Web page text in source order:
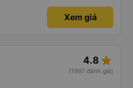
nhân viên &tài xế thì mình chắc chắn
lượng dịch vụ trong xe cũng có
tài & xe tương đối ok so với hãng
nằm. Chúc hãng xe luôn suôn sẻ
giờ sáng mai
Xem giá
4.8 star_rate
(1997 đánh giá)